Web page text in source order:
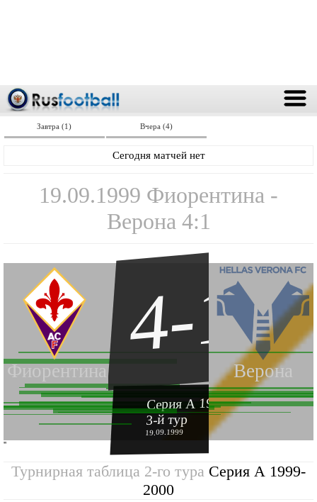
Завтра (1) Вчера (4)
Сегодня матчей нет
19.09.1999 Фиорентина -
Верона 4:1
Фиорентина Верона
4-1
Серия А 1999-2000
3-й тур
19.09.1999
''
Турнирная таблица 2-го тура Серия А 1999-
2000